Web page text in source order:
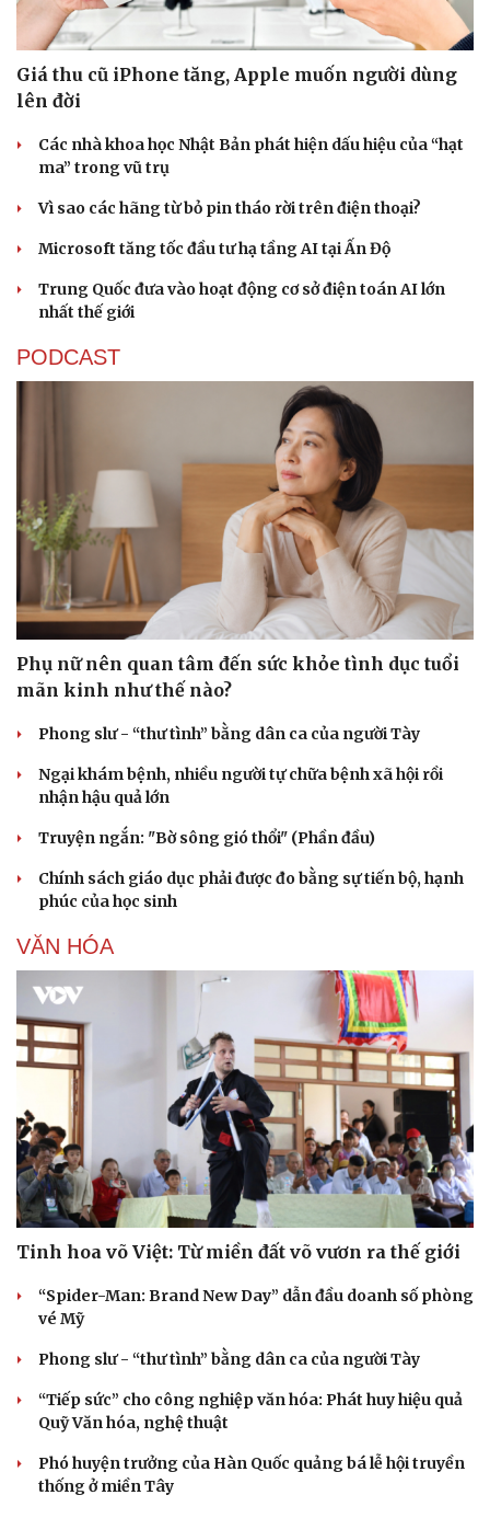
Sức khỏe
Dinh dưỡng - món ngon
Cây thuốc
Sản phụ khoa
Nhi khoa
Nam khoa
Làm đẹp - giảm cân
Phòng mạch online
Ăn sạch sống khỏe
Đời sống
Nhà đẹp
Blog
Tình yêu - Gia đình
Giá thu cũ iPhone tăng, Apple muốn người dùng
lên đời
Các nhà khoa học Nhật Bản phát hiện dấu hiệu của “hạt
ma” trong vũ trụ
Vì sao các hãng từ bỏ pin tháo rời trên điện thoại?
Microsoft tăng tốc đầu tư hạ tầng AI tại Ấn Độ
Trung Quốc đưa vào hoạt động cơ sở điện toán AI lớn
nhất thế giới
PODCAST
Phụ nữ nên quan tâm đến sức khỏe tình dục tuổi
mãn kinh như thế nào?
Phong slư - “thư tình” bằng dân ca của người Tày
Ngại khám bệnh, nhiều người tự chữa bệnh xã hội rồi
nhận hậu quả lớn
Truyện ngắn: "Bờ sông gió thổi" (Phần đầu)
Chính sách giáo dục phải được đo bằng sự tiến bộ, hạnh
phúc của học sinh
VĂN HÓA
Tinh hoa võ Việt: Từ miền đất võ vươn ra thế giới
“Spider-Man: Brand New Day” dẫn đầu doanh số phòng
vé Mỹ
Phong slư - “thư tình” bằng dân ca của người Tày
“Tiếp sức” cho công nghiệp văn hóa: Phát huy hiệu quả
Quỹ Văn hóa, nghệ thuật
Phó huyện trưởng của Hàn Quốc quảng bá lễ hội truyền
thống ở miền Tây